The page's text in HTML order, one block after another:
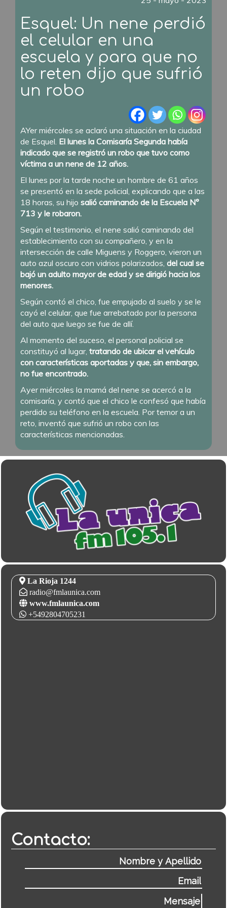
Esquel: Un nene perdió
el celular en una
escuela y para que no
lo reten dijo que sufrió
un robo
AYer miércoles se aclaró una situación en la ciudad
de Esquel. El lunes la Comisaría Segunda había
indicado que se registró un robo que tuvo como
víctima a un nene de 12 años.
El lunes por la tarde noche un hombre de 61 años
se presentó en la sede policial, explicando que a las
18 horas, su hijo salió caminando de la Escuela N°
713 y le robaron.
Según el testimonio, el nene salió caminando del
establecimiento con su compañero, y en la
intersección de calle Miguens y Roggero, vieron un
auto azul oscuro con vidrios polarizados, del cual se
bajó un adulto mayor de edad y se dirigió hacia los
menores.
Según contó el chico, fue empujado al suelo y se le
cayó el celular, que fue arrebatado por la persona
del auto que luego se fue de allí.
Al momento del suceso, el personal policial se
constituyó al lugar, tratando de ubicar el vehículo
con características aportadas y que, sin embargo,
no fue encontrado.
Ayer miércoles la mamá del nene se acercó a la
comisaría, y contó que el chico le confesó que había
perdido su teléfono en la escuela. Por temor a un
reto, inventó que sufrió un robo con las
características mencionadas.
La Rioja 1244
radio@fmlaunica.com
www.fmlaunica.com
+5492804705231
Contacto: